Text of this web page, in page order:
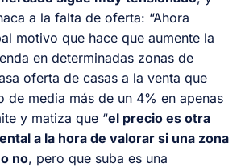
a la falta de oferta: “Ahora
motivo que hace que aumente la
en determinadas zonas de
oferta de casas a la venta que
de media más de un 4% en apenas
y matiza que “el precio es otra
a la hora de valorar si una zona
no, pero que suba es una